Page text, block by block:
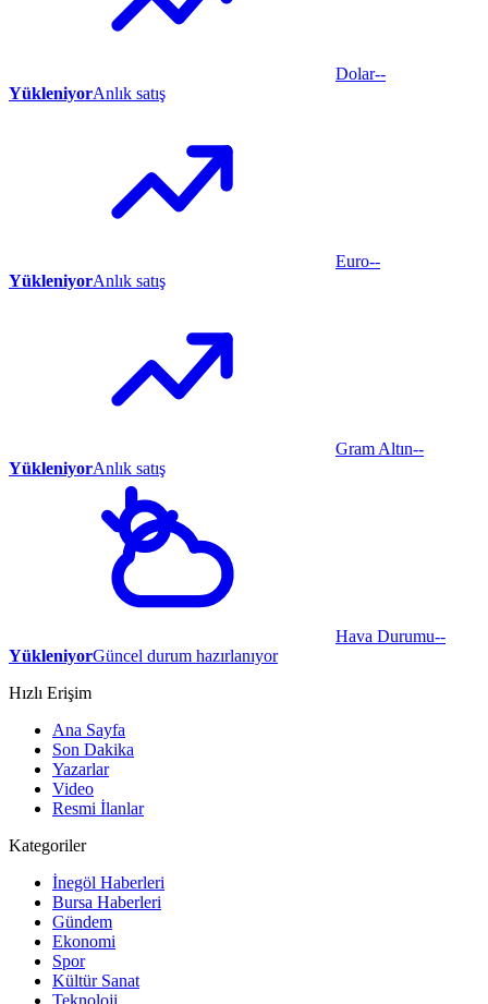
Dolar--
YükleniyorAnlık satış
Euro--
YükleniyorAnlık satış
Gram Altın--
YükleniyorAnlık satış
Hava Durumu--
YükleniyorGüncel durum hazırlanıyor
Hızlı Erişim
Ana Sayfa
Son Dakika
Yazarlar
Video
Resmi İlanlar
Kategoriler
İnegöl Haberleri
Bursa Haberleri
Gündem
Ekonomi
Spor
Kültür Sanat
Teknoloji